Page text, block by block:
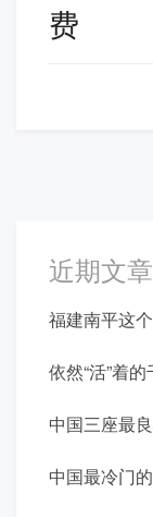
费
近期文章
福建南平这
依然“活”着
中国三座最
中国最冷门